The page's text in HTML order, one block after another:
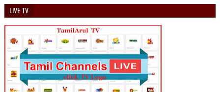
LIVE TV